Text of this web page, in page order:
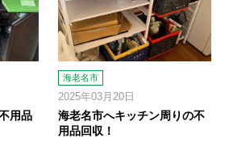
用品
海老名市
2025年03月20日
海老名市へキッチン周りの不
用品回収！